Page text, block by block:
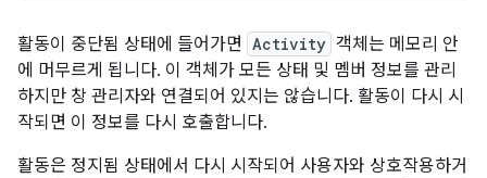
활동이 중단됨 상태에 들어가면 Activity 객체는 메모리 안
에 머무르게 됩니다. 이 객체가 모든 상태 및 멤버 정보를 관리
하지만 창 관리자와 연결되어 있지는 않습니다. 활동이 다시 시
작되면 이 정보를 다시 호출합니다.
활동은 정지됨 상태에서 다시 시작되어 사용자와 상호작용하거